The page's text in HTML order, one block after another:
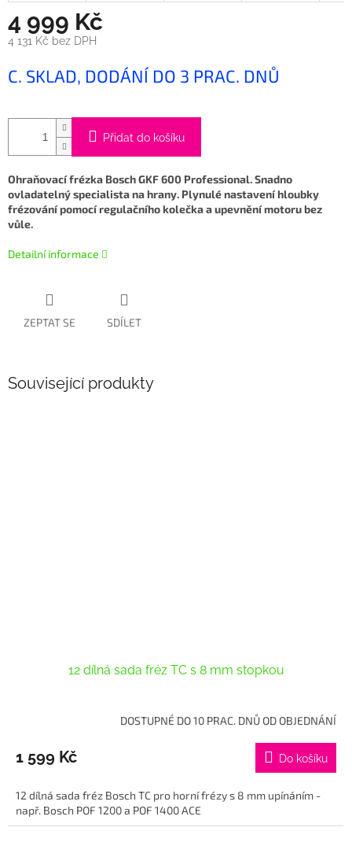
4 999 Kč
4 131 Kč bez DPH
cena:
C. SKLAD, DODÁNÍ DO 3 PRAC. DNŮ
Přidat do košíku
Ohraňovací frézka Bosch GKF 600 Professional. Snadno
ovladatelný specialista na hrany. Plynulé nastavení hloubky
frézování pomocí regulačního kolečka a upevnění motoru bez
vůle.
Detailní informace
ZEPTAT SE SDÍLET
Související produkty
12 dílná sada fréz TC s 8 mm stopkou
DOSTUPNÉ DO 10 PRAC. DNŮ OD OBJEDNÁNÍ
1 599 Kč Do košíku
12 dílná sada fréz Bosch TC pro horní frézy s 8 mm upínáním -
např. Bosch POF 1200 a POF 1400 ACE